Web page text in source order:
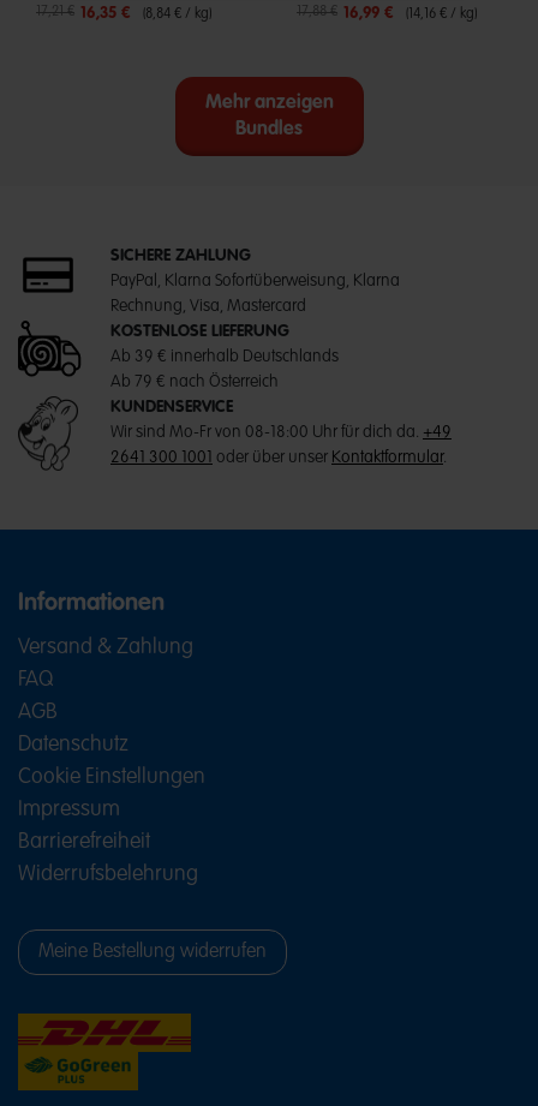
Reduzierter Preis von
17,21 €bis16,35 € (8,84 € / kg)
Reduzierter Preis von
17,88 €bis16,99 € (14,16 € / kg)
Mehr anzeigen
Bundles
SICHERE ZAHLUNG
PayPal, Klarna Sofortüberweisung, Klarna
Rechnung, Visa, Mastercard
KOSTENLOSE LIEFERUNG
Ab 39 € innerhalb Deutschlands
Ab 79 € nach Österreich
KUNDENSERVICE
Wir sind Mo-Fr von 08-18:00 Uhr für dich da. +49
2641 300 1001
oder über unser Kontaktformular.
Informationen
Versand & Zahlung
FAQ
AGB
Datenschutz
Cookie Einstellungen
Impressum
Barrierefreiheit
Widerrufsbelehrung
Meine Bestellung widerrufen